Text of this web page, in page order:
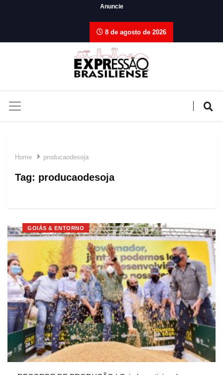
Anuncie
8 de agosto de 2026
Home producaodesoja
Tag: producaodesoja
GOIÁS & ENTORNO